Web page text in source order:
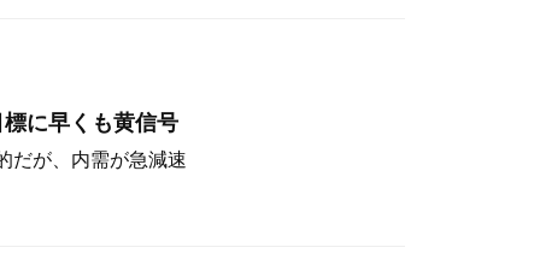
に早くも黄信号
だが、内需が急減速